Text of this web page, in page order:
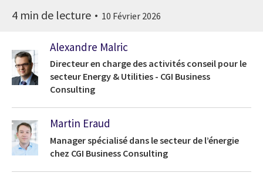
4 min de lecture 10 Février 2026
Alexandre Malric
Directeur en charge des activités conseil pour le
secteur Energy & Utilities - CGI Business
Consulting
Martin Eraud
Manager spécialisé dans le secteur de l’énergie
chez CGI Business Consulting